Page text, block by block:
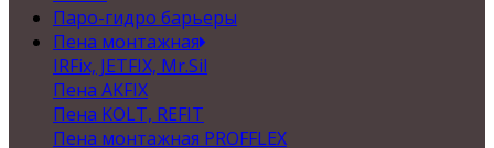
Паро-гидро барьеры
Пена монтажная
IRFix, JETFIX, Mr.Sil
Пена AKFIX
Пена KOLT, REFIT
Пена монтажная PROFFLEX